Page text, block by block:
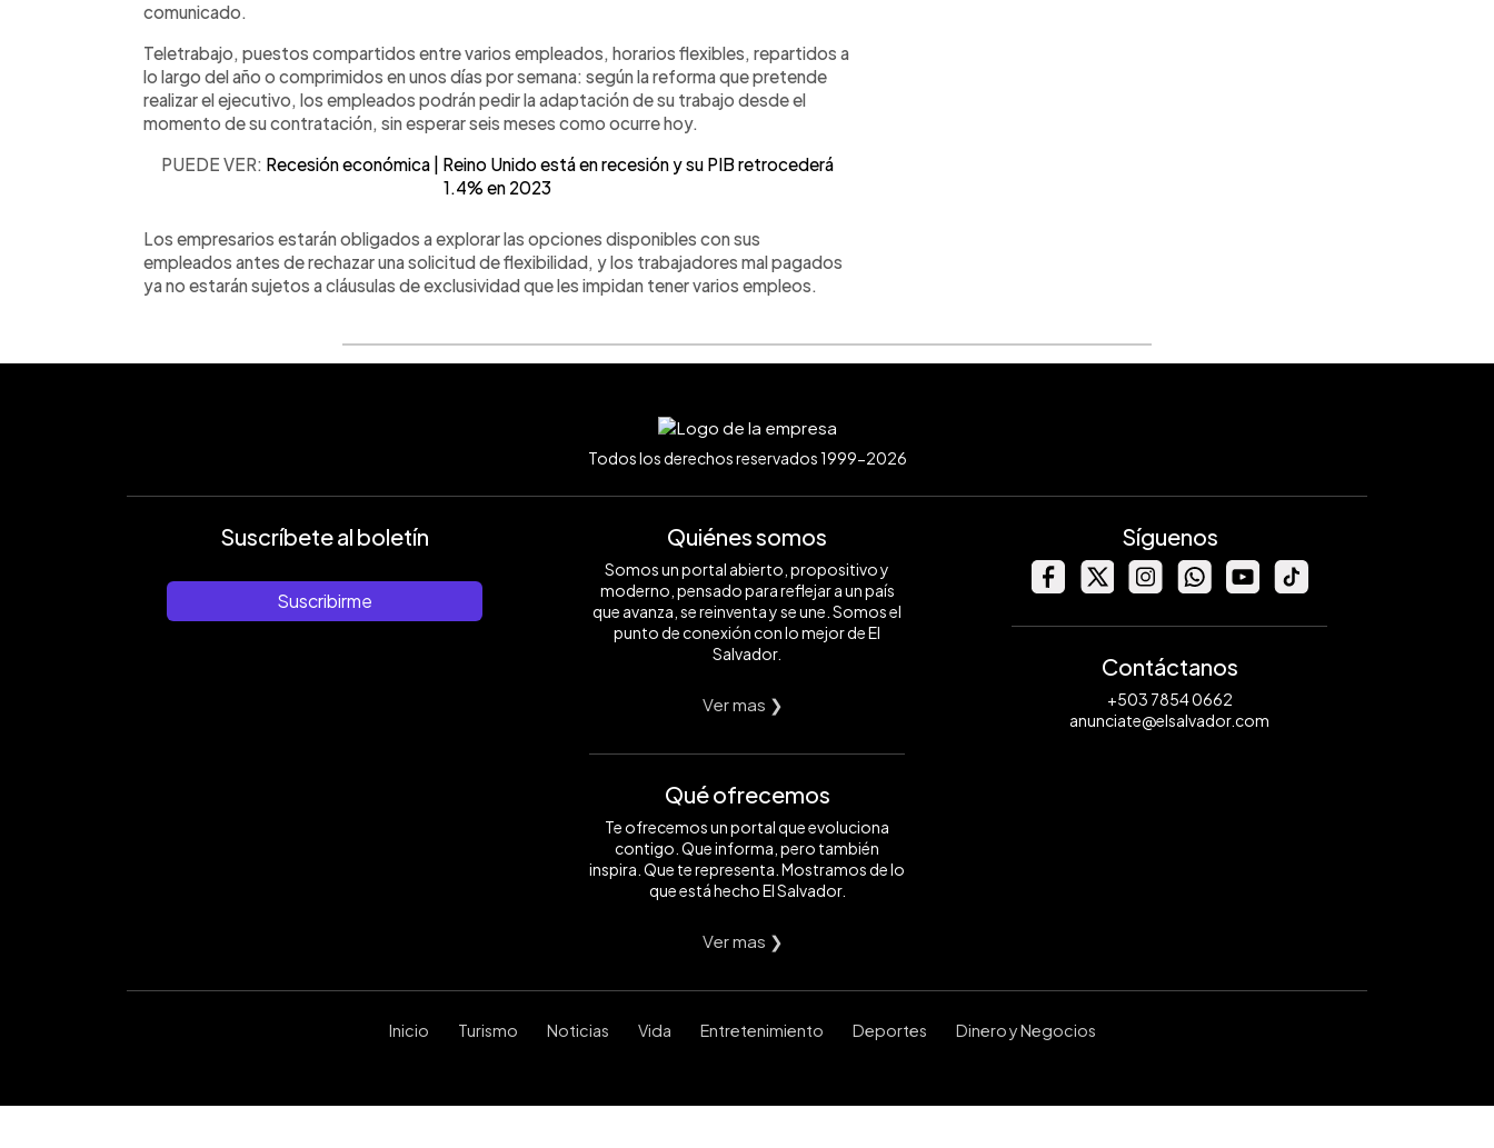
comunicado.
Teletrabajo, puestos compartidos entre varios empleados, horarios flexibles, repartidos a
lo largo del año o comprimidos en unos días por semana: según la reforma que pretende
realizar el ejecutivo, los empleados podrán pedir la adaptación de su trabajo desde el
momento de su contratación, sin esperar seis meses como ocurre hoy.
PUEDE VER: Recesión económica | Reino Unido está en recesión y su PIB retrocederá
1.4% en 2023
Los empresarios estarán obligados a explorar las opciones disponibles con sus
empleados antes de rechazar una solicitud de flexibilidad, y los trabajadores mal pagados
ya no estarán sujetos a cláusulas de exclusividad que les impidan tener varios empleos.
Todos los derechos reservados 1999-2026
Suscríbete al boletín
Suscribirme
Quiénes somos
Somos un portal abierto, propositivo y
moderno, pensado para reflejar a un país
que avanza, se reinventa y se une. Somos el
punto de conexión con lo mejor de El
Salvador.
Ver mas ❯
Qué ofrecemos
Te ofrecemos un portal que evoluciona
contigo. Que informa, pero también
inspira. Que te representa. Mostramos de lo
que está hecho El Salvador.
Ver mas ❯
Síguenos
Contáctanos
+503 7854 0662
anunciate@elsalvador.com
Inicio Turismo Noticias Vida Entretenimiento Deportes Dinero y Negocios